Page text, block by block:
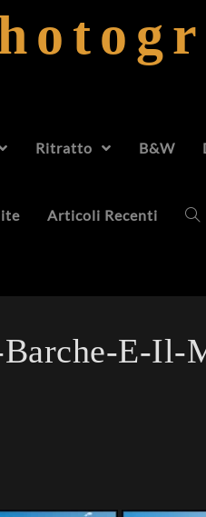
Ritratto B&W
Articoli Recenti
E-Il-